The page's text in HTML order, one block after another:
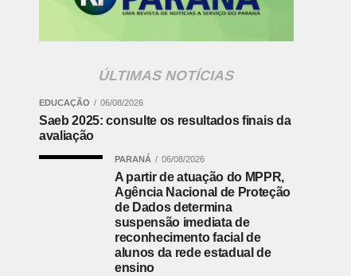
ÚLTIMAS NOTÍCIAS
EDUCAÇÃO 06/08/2026
Saeb 2025: consulte os resultados finais da
avaliação
PARANÁ 06/08/2026
A partir de atuação do MPPR,
Agência Nacional de Proteção
de Dados determina
suspensão imediata de
reconhecimento facial de
alunos da rede estadual de
ensino